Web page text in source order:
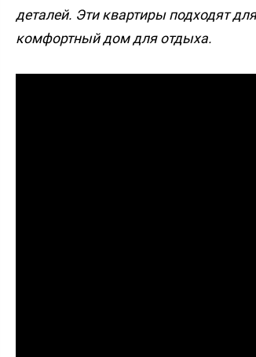
деталей. Эти квартиры подходят
комфортный дом для отдыха.